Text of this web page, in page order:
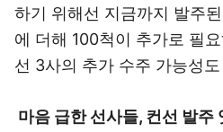
하기 위해선 지금까지 발주
에 더해 100척이 추가로 필
선 3사의 추가 수주 가능성
마음 급한 선사들, 컨선 발주